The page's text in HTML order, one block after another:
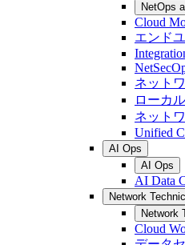
NetOps
Cloud
エンド
ネット
ローカ
ネット
Unified
AI Ops
AI Ops
AI Data
Network
Network
Cloud